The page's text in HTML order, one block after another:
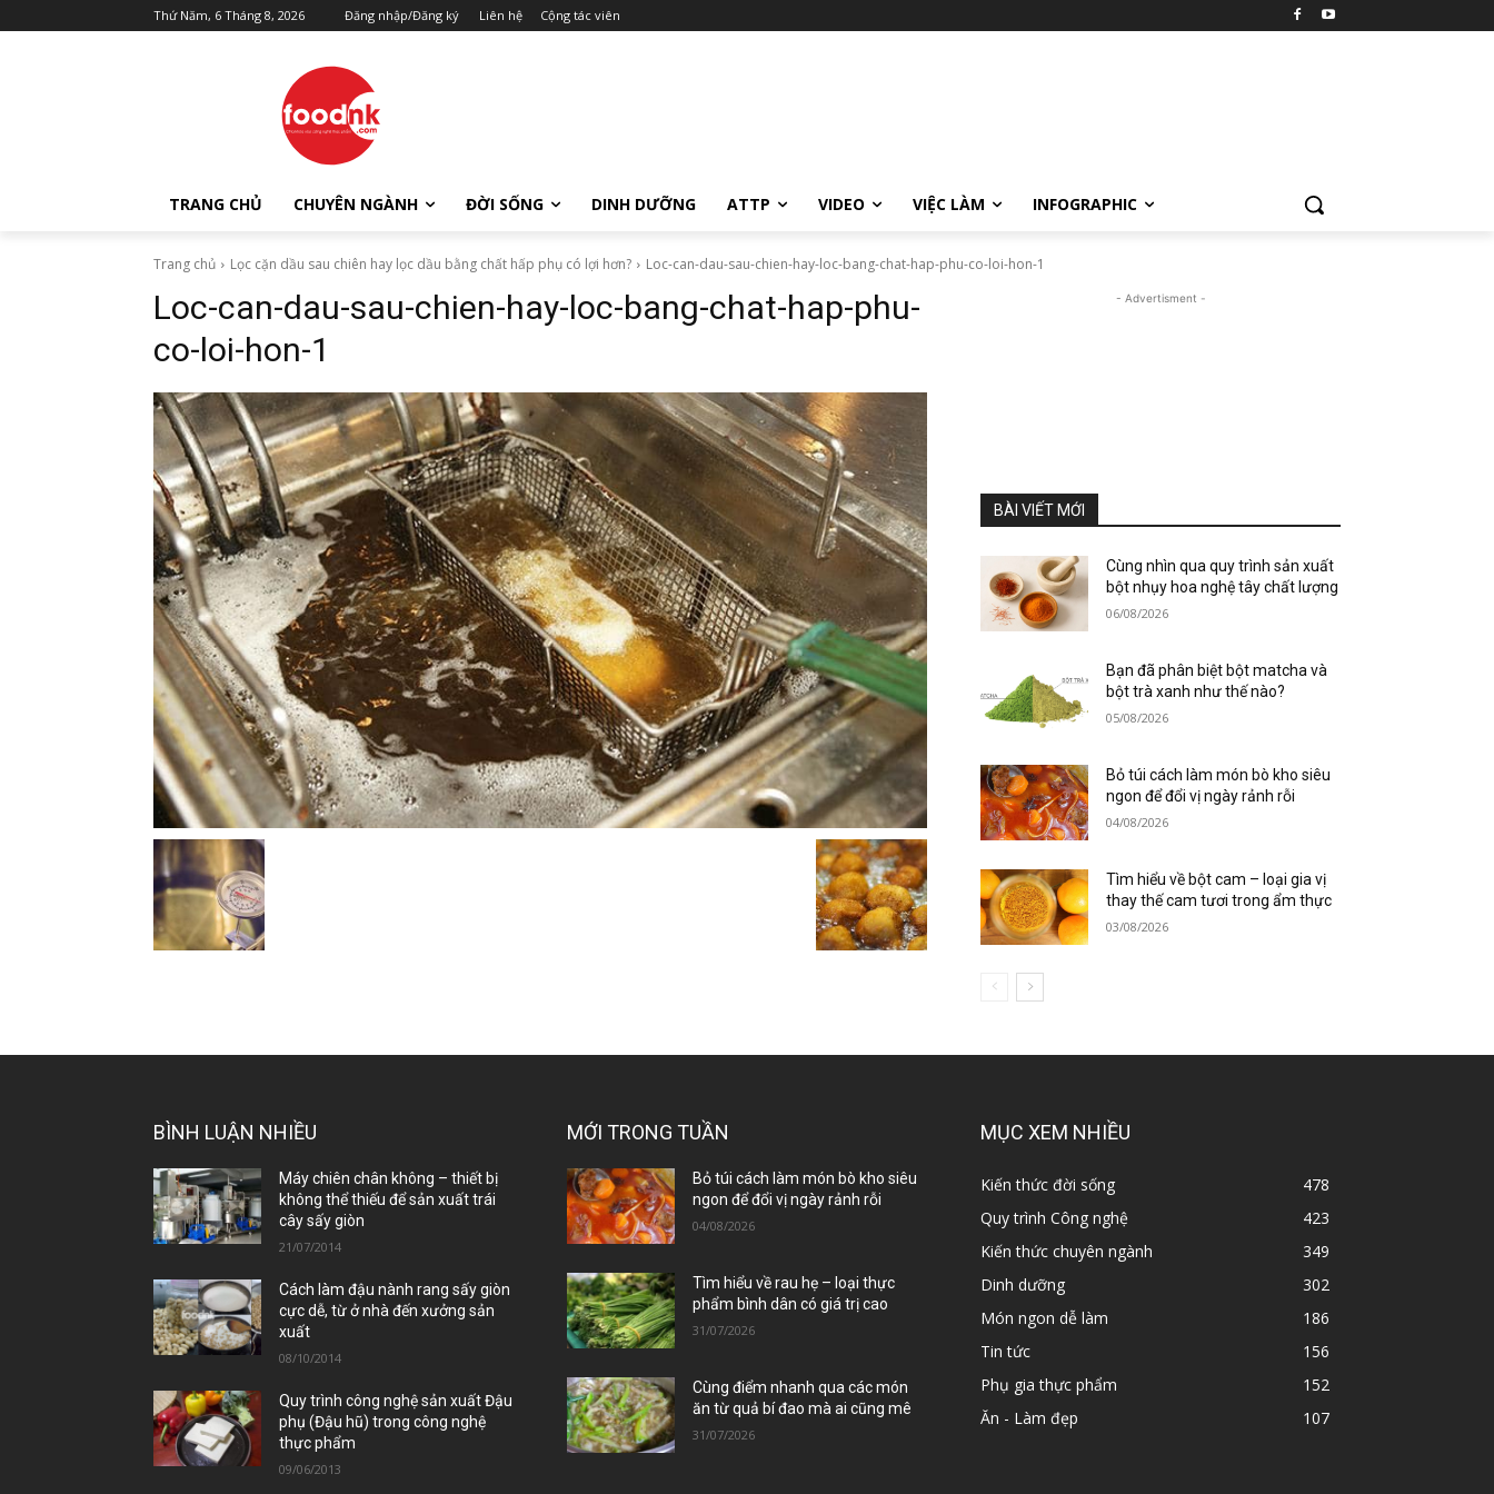
Thứ Năm, 6 Tháng 8, 2026 Đăng nhập/Đăng ký Liên hệ Cộng tác viên
TRANG CHỦ CHUYÊN NGÀNH ĐỜI SỐNG DINH DƯỠNG ATTP VIDEO VIỆC LÀM INFOGRAPHIC
Trang chủ Lọc cặn dầu sau chiên hay lọc dầu bằng chất hấp phụ có lợi hơn? Loc-can-dau-sau-chien-hay-loc-bang-chat-hap-phu-co-loi-hon-1
Loc-can-dau-sau-chien-hay-loc-bang-chat-hap-phu-
co-loi-hon-1
- Advertisment -
BÀI VIẾT MỚI
Cùng nhìn qua quy trình sản xuất
bột nhụy hoa nghệ tây chất lượng
06/08/2026
Bạn đã phân biệt bột matcha và
bột trà xanh như thế nào?
05/08/2026
Bỏ túi cách làm món bò kho siêu
ngon để đổi vị ngày rảnh rỗi
04/08/2026
Tìm hiểu về bột cam – loại gia vị
thay thế cam tươi trong ẩm thực
03/08/2026
BÌNH LUẬN NHIỀU
Máy chiên chân không – thiết bị
không thể thiếu để sản xuất trái
cây sấy giòn
21/07/2014
Cách làm đậu nành rang sấy giòn
cực dễ, từ ở nhà đến xưởng sản
xuất
08/10/2014
Quy trình công nghệ sản xuất Đậu
phụ (Đậu hũ) trong công nghệ
thực phẩm
09/06/2013
MỚI TRONG TUẦN
Bỏ túi cách làm món bò kho siêu
ngon để đổi vị ngày rảnh rỗi
04/08/2026
Tìm hiểu về rau hẹ – loại thực
phẩm bình dân có giá trị cao
31/07/2026
Cùng điểm nhanh qua các món
ăn từ quả bí đao mà ai cũng mê
31/07/2026
MỤC XEM NHIỀU
Kiến thức đời sống
478
Quy trình Công nghệ
423
Kiến thức chuyên ngành
349
Dinh dưỡng
302
Món ngon dễ làm
186
Tin tức
156
Phụ gia thực phẩm
152
Ăn - Làm đẹp
107